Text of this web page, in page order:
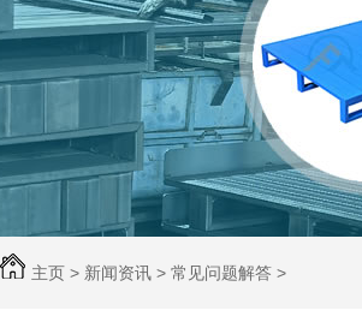
主页 > 新闻资讯 > 常见问题解答 >